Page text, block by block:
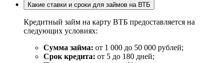
Какие ставки и сроки для займов на ВТБ
Кредитный займ на карту ВТБ предоставляется на
следующих условиях:
Сумма займа: от 1 000 до 50 000 рублей;
Срок кредита: от 5 до 180 дней;